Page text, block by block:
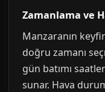
Zamanlama ve
Manzaranın
doğru zamanı
gün batımı
sunar. Hava